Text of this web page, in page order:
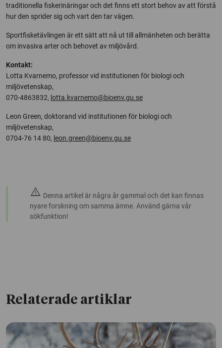
traditionella fiskerinäringar och det finns ett stort behov av att förstå
hur den sprider sig och vart den tar vägen.
Sportfisketävlingen är ett sätt att nå ut till allmänheten och berätta
om invasiva arter och behovet av miljövård.
Kontakt:
Lotta Kvarnemo, professor vid institutionen för biologi och
miljövetenskap,
070-4863832, lotta.kvarnemo@bioenv.gu.se
Leon Green, doktorand vid institutionen för biologi och
miljövetenskap,
0704-76 14 80, leon.green@bioenv.gu.se
warning Denna artikel är några år gammal och det kan finnas
nyare forskning om samma ämne. Använd gärna vår
sökfunktion!
Relaterade artiklar